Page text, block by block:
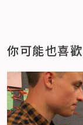
你可能也喜歡